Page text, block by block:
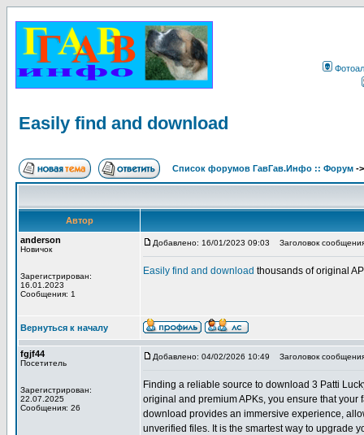
Easily find and download
Список форумов ГавГав.Инфо :: Форум -
Автор
anderson
Новичок
Зарегистрирован:
16.01.2023
Сообщения: 1
Добавлено: 16/01/2023 09:03 Заголовок
Easily find and download thousands of original
Вернуться к началу
fgjf44
Посетитель
Зарегистрирован:
22.07.2025
Сообщения: 26
Добавлено: 04/02/2026 10:49 Заголовок
Finding a reliable source to download 3 Patti
original and premium APKs, you ensure that
download provides an immersive experience,
unverified files. It is the smartest way to upgrade